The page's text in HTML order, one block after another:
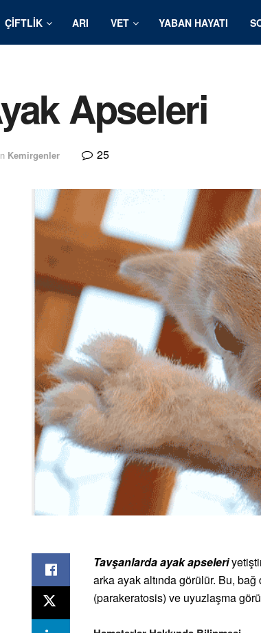
ÇIFTLIK ARI VET YABAN HAYATI
Apseleri
Kemirgenler 25
Tavşanlarda ayak apseleri
arka ayak altında görülür. Bu,
(parakeratosis) ve uyuzlaşma